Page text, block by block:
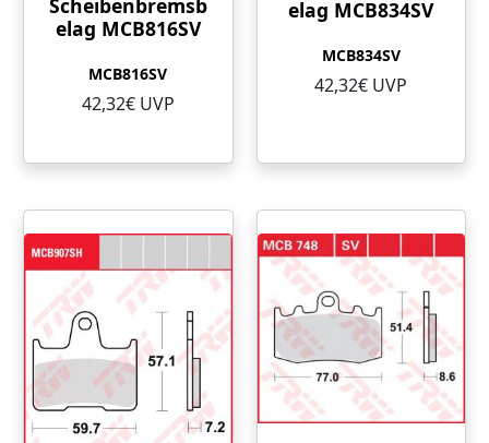
elag MCB816SV
MCB816SV
42,32€ UVP
elag MCB834SV
MCB834SV
42,32€ UVP